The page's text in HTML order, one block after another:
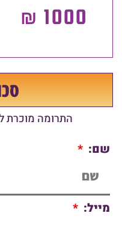
1000 ₪
התרומה מוכרת
שם:
מייל: